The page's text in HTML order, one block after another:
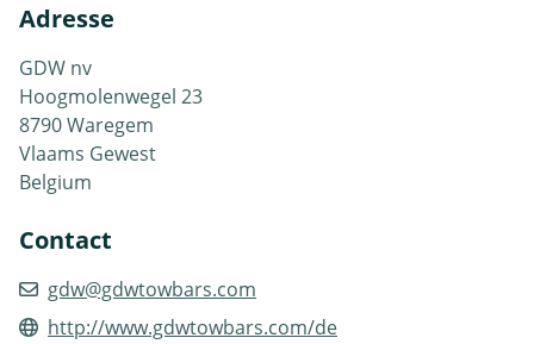
Adresse
GDW nv
Hoogmolenwegel 23
8790 Waregem
Vlaams Gewest
Belgium
Contact
gdw@gdwtowbars.com
http://www.gdwtowbars.com/de